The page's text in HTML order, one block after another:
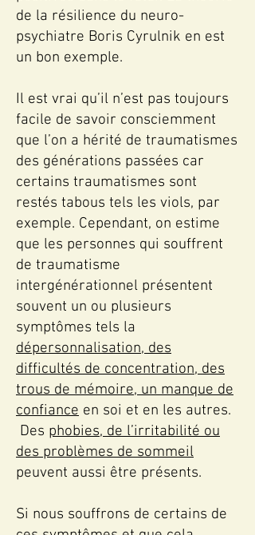
de la résilience du neuro-
psychiatre Boris Cyrulnik en est
un bon exemple.
Il est vrai qu’il n’est pas toujours
facile de savoir consciemment
que l’on a hérité de traumatismes
des générations passées car
certains traumatismes sont
restés tabous tels les viols, par
exemple. Cependant, on estime
que les personnes qui souffrent
de traumatisme
intergénérationnel présentent
souvent un ou plusieurs
symptômes tels la
dépersonnalisation, des
difficultés de concentration, des
trous de mémoire, un manque de
confiance en soi et en les autres.
Des phobies, de l’irritabilité ou
des problèmes de sommeil
peuvent aussi être présents.
Si nous souffrons de certains de